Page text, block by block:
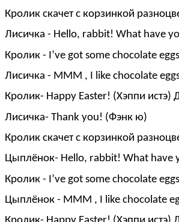
Кролик скачет с корзинкой
Лисичка - Hello, rabbit! What have
Кролик - I’ve got some chocolate
Лисичка - MMM , I like chocolate
Кролик- Happy Easter! (Хэппи истэ)
Лисичка- Thank you! (Фэнк ю)
Кролик скачет с корзинкой
Цыплёнок- Hello, rabbit! What have
Кролик - I’ve got some chocolate
Цыплёнок - MMM , I like chocolate